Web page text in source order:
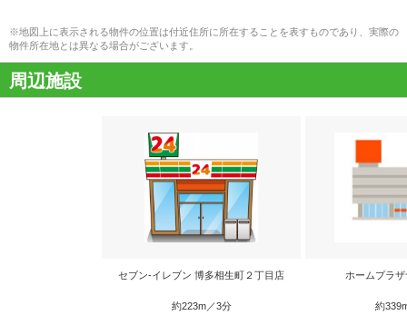
※地図上に表示される物件の位置は付近住所に所在することを表すものであり、実際の
物件所在地とは異なる場合がございます。
周辺施設
セブン-イレブン 博多相生町２丁目店
約223m／3分
ホームプラ
約